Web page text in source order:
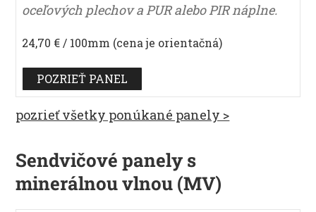
oceľových plechov a PUR alebo PIR náplne.
24,70 € / 100mm (cena je orientačná)
POZRIEŤ PANEL
pozrieť všetky ponúkané panely >
Sendvičové panely s
minerálnou vlnou (MV)